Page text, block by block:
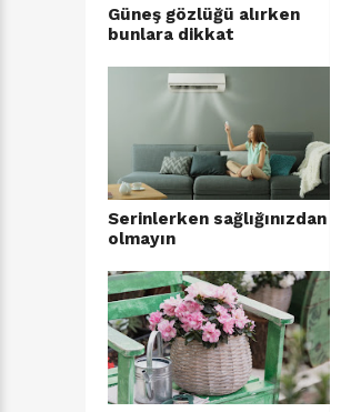
Güneş gözlüğü alırken
bunlara dikkat
Serinlerken sağlığınızdan
olmayın